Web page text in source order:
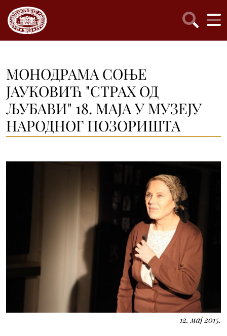
МОНОДРАМА СОЊЕ
ЈАУКОВИЋ "СТРАХ ОД
ЉУБАВИ" 18. МАЈА У МУЗЕЈУ
НАРОДНОГ ПОЗОРИШТА
12. мај 2015.